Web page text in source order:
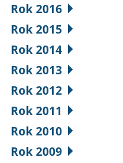
Rok 2016
Rok 2015
Rok 2014
Rok 2013
Rok 2012
Rok 2011
Rok 2010
Rok 2009